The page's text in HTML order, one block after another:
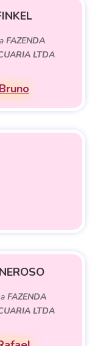
FAZENDA
LTDA
FAZENDA
LTDA